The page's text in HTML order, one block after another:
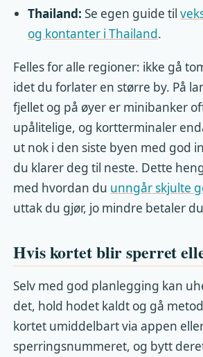
Thailand: Se egen guide til
og kontanter i Thailand.
Felles for alle regioner: ikke gå
idet du forlater en større by. På
fjellet og på øyer er minibanker
upålitelige, og kortterminaler
ut nok i den siste byen med god
du klarer deg til neste. Dette
med hvordan du unngår skjulte
uttak du gjør, jo mindre betaler
Hvis kortet blir sperret
Selv med god planlegging kan
det, hold hodet kaldt og gå
kortet umiddelbart via appen
sperringsnummeret, og bytt